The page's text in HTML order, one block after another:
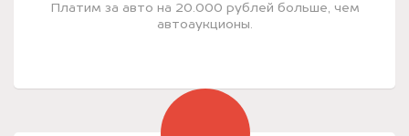
Платим за авто на 20.000 рублей больше, чем
автоаукционы.